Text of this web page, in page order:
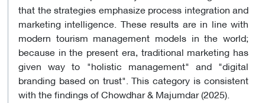
that the strategies emphasize process integration and
marketing intelligence. These results are in line with
modern tourism management models in the world;
because in the present era, traditional marketing has
given way to "holistic management" and "digital
branding based on trust". This category is consistent
with the findings of Chowdhar & Majumdar (2025).